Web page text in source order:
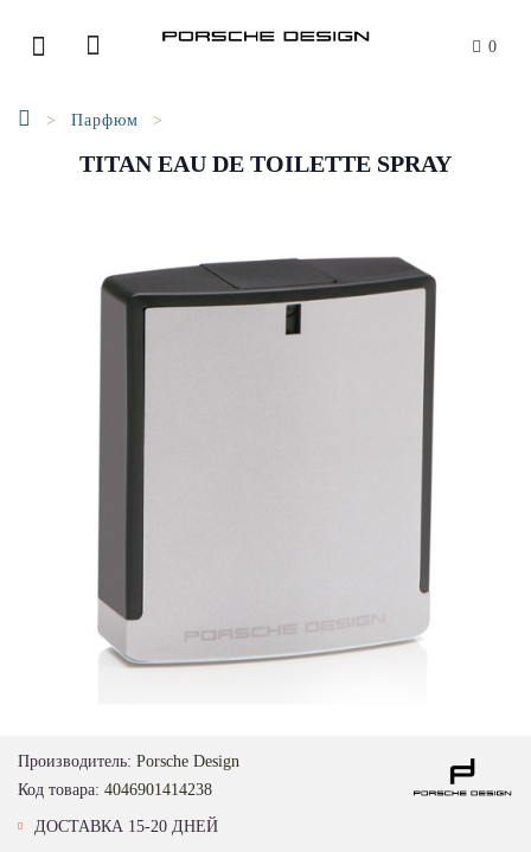
0
Парфюм
TITAN EAU DE TOILETTE SPRAY
Производитель: Porsche Design
Код товара: 4046901414238
ДОСТАВКА 15-20 ДНЕЙ